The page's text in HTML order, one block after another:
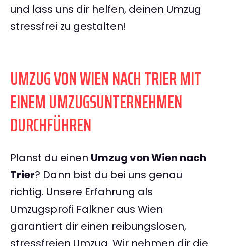
und lass uns dir helfen, deinen Umzug
stressfrei zu gestalten!
UMZUG VON WIEN NACH TRIER MIT
EINEM UMZUGSUNTERNEHMEN
DURCHFÜHREN
Planst du einen Umzug von Wien nach
Trier? Dann bist du bei uns genau
richtig. Unsere Erfahrung als
Umzugsprofi Falkner aus Wien
garantiert dir einen reibungslosen,